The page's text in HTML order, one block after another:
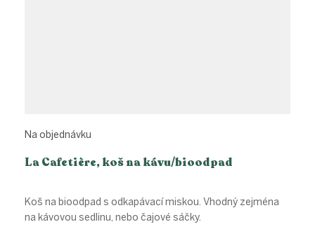
La Cafetière, koš na kávu/bioodpad
Na objednávku
Koš na bioodpad s odkapávací miskou. Vhodný zejména
na kávovou sedlinu, nebo čajové sáčky.